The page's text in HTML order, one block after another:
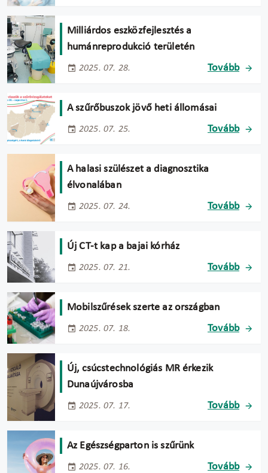
Milliárdos eszközfejlesztés a
humánreprodukció területén
2025. 07. 28. Tovább
A szűrőbuszok jövő heti állomásai
2025. 07. 25. Tovább
A halasi szülészet a diagnosztika
élvonalában
2025. 07. 24. Tovább
Új CT-t kap a bajai kórház
2025. 07. 21. Tovább
Mobilszűrések szerte az országban
2025. 07. 18. Tovább
Új, csúcstechnológiás MR érkezik
Dunaújvárosba
2025. 07. 17. Tovább
Az Egészségparton is szűrünk
2025. 07. 16. Tovább